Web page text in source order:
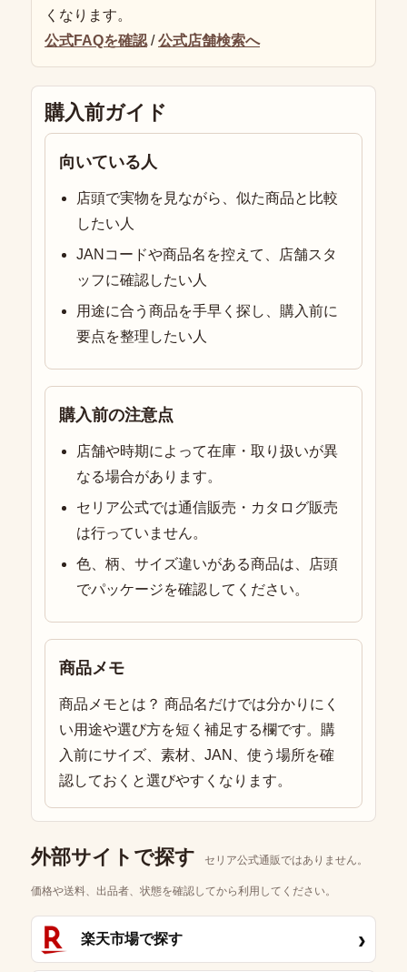
くなります。
公式FAQを確認 /公式店舗検索へ
購入前ガイド
向いている人
店頭で実物を見ながら、似た商品と比較
したい人
JANコードや商品名を控えて、店舗スタ
ッフに確認したい人
用途に合う商品を手早く探し、購入前に
要点を整理したい人
購入前の注意点
店舗や時期によって在庫・取り扱いが異
なる場合があります。
セリア公式では通信販売・カタログ販売
は行っていません。
色、柄、サイズ違いがある商品は、店頭
でパッケージを確認してください。
商品メモ
商品メモとは？ 商品名だけでは分かりにく
い用途や選び方を短く補足する欄です。購
入前にサイズ、素材、JAN、使う場所を確
認しておくと選びやすくなります。
外部サイトで探す セリア公式通販ではありません。
価格や送料、出品者、状態を確認してから利用してください。
楽天市場で探す ›